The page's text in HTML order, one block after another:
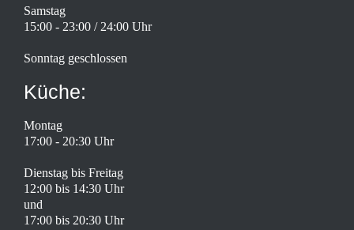
Samstag
15:00 - 23:00 / 24:00 Uhr
Sonntag geschlossen
Küche:
Montag
17:00 - 20:30 Uhr
Dienstag bis Freitag
12:00 bis 14:30 Uhr
und
17:00 bis 20:30 Uhr